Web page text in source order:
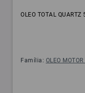
OLEO TOTAL
Família: OLEO